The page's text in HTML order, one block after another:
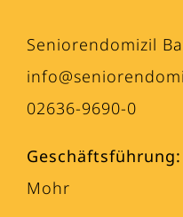
Seniorendomizil
02636-9690-0
Geschäftsführung:
Mohr